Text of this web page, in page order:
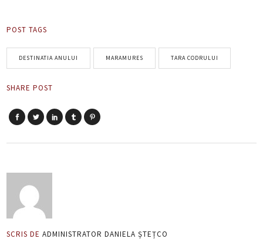
POST TAGS
DESTINATIA ANULUI MARAMURES TARA CODRULUI
SHARE POST
SCRIS DE ADMINISTRATOR DANIELA ȘTEȚCO